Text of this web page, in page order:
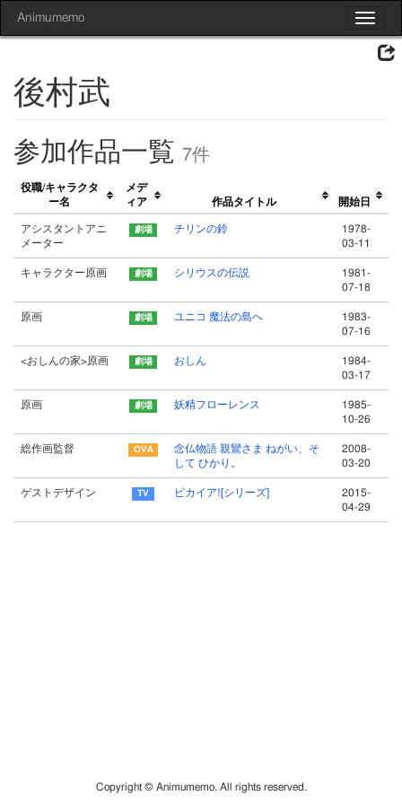
Toggle
Animumemo
後村武
参加作品一覧 7件
役職/キャラクタ
ー名
メデ
ィア
作品タイトル 開始日
アシスタントアニ
メーター
チリンの鈴
1978-
03-11
キャラクター原画 シリウスの伝説
1981-
07-18
原画 ユニコ 魔法の島へ
1983-
07-16
<おしんの家>原画 おしん
1984-
03-17
原画 妖精フローレンス
1985-
10-26
総作画監督
念仏物語 親鸞さま ねがい、そ
して ひかり。
2008-
03-20
ゲストデザイン ピカイア![シリーズ]
2015-
04-29
Copyright © Animumemo. All rights reserved.